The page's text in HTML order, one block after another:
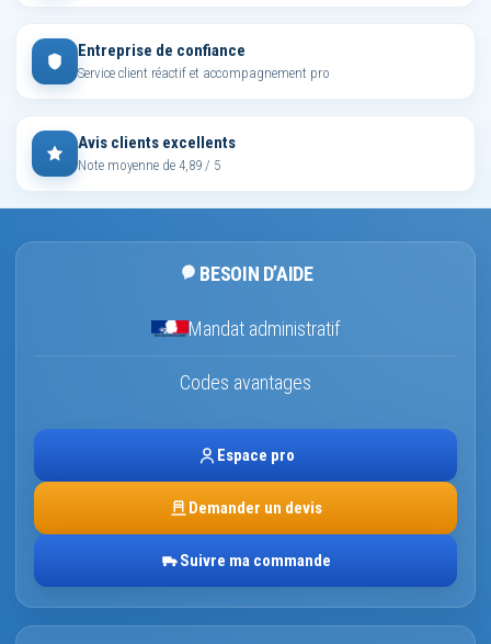
Entreprise de confiance
Service client réactif et accompagnement pro
Avis clients excellents
Note moyenne de 4,89 / 5
BESOIN D’AIDE
Mandat administratif
Codes avantages
Espace pro
Demander un devis
Suivre ma commande